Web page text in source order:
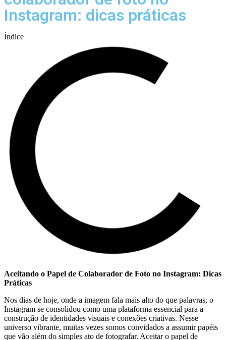
Instagram: dicas práticas
Índice
Aceitando o Papel​ de‍ Colaborador de ‍Foto no Instagram: Dicas
‌Práticas
Nos dias de hoje,‍ onde​ a imagem fala‌ mais alto do que ⁣palavras,⁢ o
Instagram se consolidou como uma‍ plataforma essencial para a
construção de identidades visuais e conexões criativas. Nesse
universo vibrante, muitas vezes ⁣somos⁢ convidados a ‍assumir ‍papéis⁤
que ‍vão além do simples ‌ato de ⁤fotografar. Aceitar o​ papel ‍de